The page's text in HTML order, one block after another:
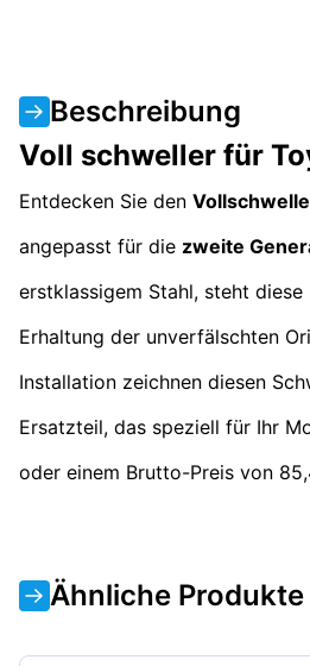
Beschreibung
Voll schweller für
Entdecken Sie den
angepasst für die zweite
erstklassigem Stahl, steht
Erhaltung der unverfälschten
Installation zeichnen diesen
Ersatzteil, das speziell für Ihr
oder einem Brutto-Preis von
Ähnliche Produkte